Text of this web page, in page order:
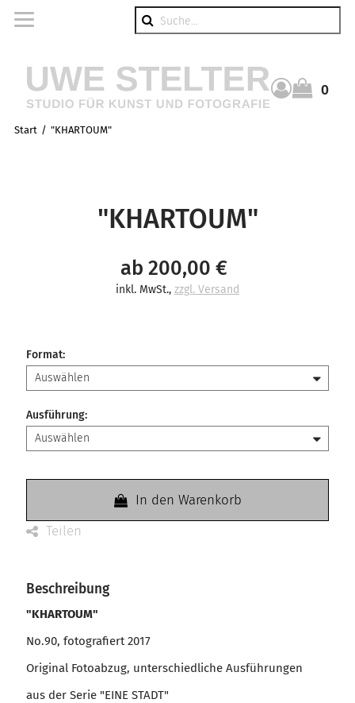
0
Start "KHARTOUM"
"KHARTOUM"
ab 200,00 €
inkl. MwSt., zzgl. Versand
Format:
Ausführung:
In den Warenkorb
Teilen
Beschreibung
"KHARTOUM"
No.90, fotografiert 2017
Original Fotoabzug, unterschiedliche Ausführungen
aus der Serie "EINE STADT"